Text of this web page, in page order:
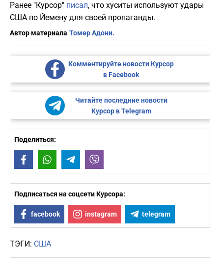
Ранее "Курсор" писал, что хуситы используют удары
США по Йемену для своей пропаганды.
Автор материала Томер Адони.
Комментируйте новости Курсор
в Facebook
Читайте последние новости
Курсор в Telegram
Поделиться:
FacebookWhatsAppTelegram
Подписаться на соцсети Курсора:
facebook instagram telegram
ТЭГИ: США